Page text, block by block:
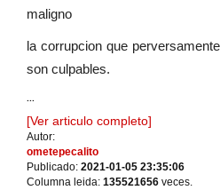
maligno
la corrupcion que
son culpables.
...
[Ver articulo completo]
Autor:
ometepecalito
Publicado: 2021-01-05 23:35:06
Columna leida: 135521656 veces.